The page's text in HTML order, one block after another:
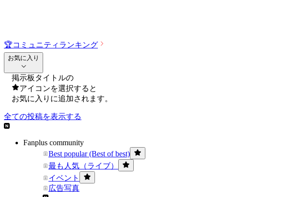
🏆コミュニティランキング
お気に入り
掲示板タイトルの
アイコンを選択すると
お気に入りに追加されます。
全ての投稿を表示する
Fanplus community
Best popular (Best of best)
最も人気（ライブ）
イベント
広告写真